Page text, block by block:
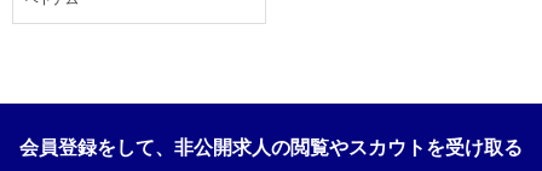
会員登録をして、非公開求人の閲覧やスカウトを受け取る